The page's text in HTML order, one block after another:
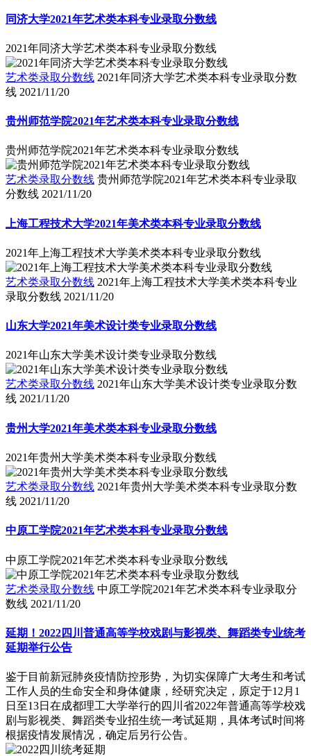
同济大学2021年艺术类本科专业录取分数线
2021年同济大学艺术类本科专业录取分数线
艺术类录取分数线 2021年同济大学艺术类本科专业录取分数
线 2021/11/20
贵州师范学院2021年艺术类本科专业录取分数线
贵州师范学院2021年艺术类本科专业录取分数线
艺术类录取分数线 贵州师范学院2021年艺术类本科专业录取
分数线 2021/11/20
上海工程技术大学2021年美术类本科专业录取分数线
2021年上海工程技术大学美术类本科专业录取分数线
艺术类录取分数线 2021年上海工程技术大学美术类本科专业
录取分数线 2021/11/20
山东大学2021年美术设计类专业录取分数线
2021年山东大学美术设计类专业录取分数线
艺术类录取分数线 2021年山东大学美术设计类专业录取分数
线 2021/11/20
贵州大学2021年美术类本科专业录取分数线
2021年贵州大学美术类本科专业录取分数线
艺术类录取分数线 2021年贵州大学美术类本科专业录取分数
线 2021/11/20
中原工学院2021年艺术类本科专业录取分数线
中原工学院2021年艺术类本科专业录取分数线
艺术类录取分数线 中原工学院2021年艺术类本科专业录取分
数线 2021/11/20
延期！2022四川普通高等学校戏剧与影视类、舞蹈类专业统考
延期举行公告
鉴于目前新冠肺炎疫情防控形势，为切实保障广大考生和考试
工作人员的生命安全和身体健康，经研究决定，原定于12月1
日至13日在成都理工大学举行的四川省2022年普通高等学校戏
剧与影视类、舞蹈类专业招生统一考试延期，具体考试时间将
根据疫情发展情况，确定后另行公告。